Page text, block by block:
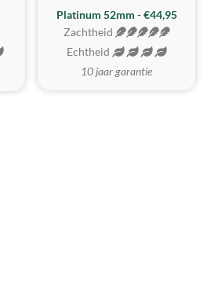
ZACHTSTE
Platinum 52mm - €44,95
Zachtheid
Echtheid
10 jaar garantie